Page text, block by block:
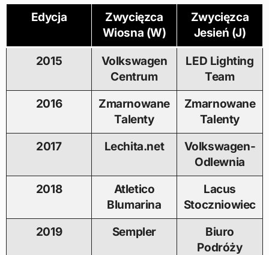
Edycja
Zwycięzca
Wiosna (W)
Zwycięzca
Jesień (J)
2015
Volkswagen
Centrum
LED Lighting
Team
2016
Zmarnowane
Talenty
Zmarnowane
Talenty
2017
Lechita.net
Volkswagen-
Odlewnia
2018
Atletico
Blumarina
Lacus
Stoczniowiec
2019
Sempler
Biuro
Podróży